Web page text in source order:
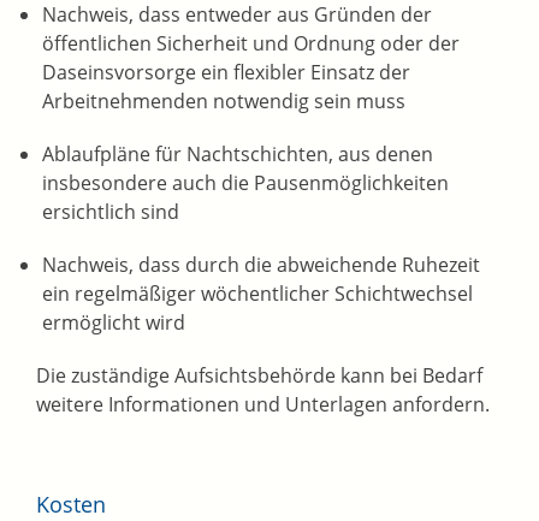
Nachweis, dass entweder aus Gründen der
öffentlichen Sicherheit und Ordnung oder der
Daseinsvorsorge ein flexibler Einsatz der
Arbeitnehmenden notwendig sein muss
Ablaufpläne für Nachtschichten, aus denen
insbesondere auch die Pausenmöglichkeiten
ersichtlich sind
Nachweis, dass durch die abweichende Ruhezeit
ein regelmäßiger wöchentlicher Schichtwechsel
ermöglicht wird
Die zuständige Aufsichtsbehörde kann bei Bedarf
weitere Informationen und Unterlagen anfordern.
Kosten